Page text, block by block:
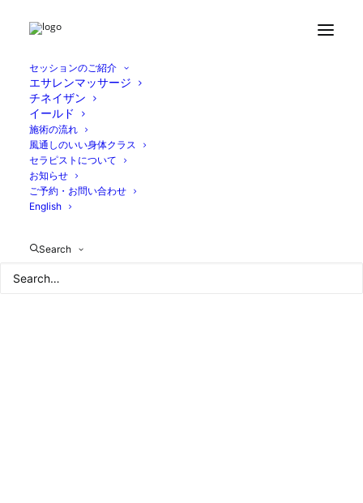
セッションのご紹介
エサレンマッサージ
チネイザン
イールド
施術の流れ
風通しのいい身体クラス
セラピストについて
お知らせ
ご予約・お問い合わせ
English
Search
0F9106C9-771A-4EA1-820C-4C640B911019